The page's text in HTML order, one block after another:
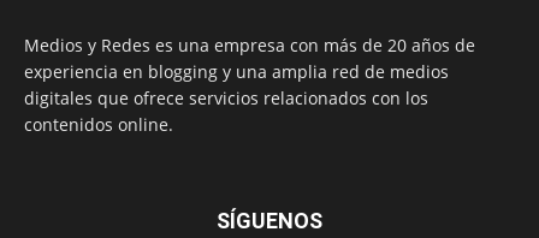
Medios y Redes es una empresa con más de 20 años de
experiencia en blogging y una amplia red de medios
digitales que ofrece servicios relacionados con los
contenidos online.
SÍGUENOS